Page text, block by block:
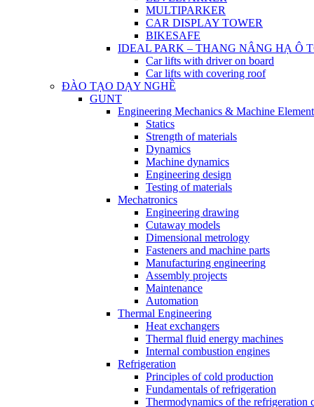
MULTIPARKER
CAR DISPLAY TOWER
BIKESAFE
IDEAL PARK – THANG NÂNG HẠ Ô
Car lifts with driver on board
Car lifts with covering roof
ĐÀO TẠO DẠY NGHỀ
GUNT
Engineering Mechanics & Machine
Statics
Strength of materials
Dynamics
Machine dynamics
Engineering design
Testing of materials
Mechatronics
Engineering drawing
Cutaway models
Dimensional metrology
Fasteners and machine parts
Manufacturing engineering
Assembly projects
Maintenance
Automation
Thermal Engineering
Heat exchangers
Thermal fluid energy machines
Internal combustion engines
Refrigeration
Principles of cold production
Fundamentals of refrigeration
Thermodynamics of the refrigeration